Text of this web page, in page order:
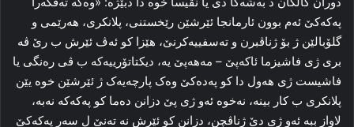
پەکەکێ ئەم بوون ئارمانجا ئێرشێن رێخستنی، پلانکری، ھەرێمی و
گلۆبالێن ژ بۆ ژناڤبرن و تەسفییەکرنێ، ھێزا کو ئەڤ ئێرش ب رێ ڤە
بری ژی فاشیزما ئاکەپێ – مەھەپێ یە، دیکتاتۆرییەکە ب ڤی رەنگی یا
فاشیست ژی ھەول دا کو پەدەکێ وەک پارچەیەک ژ ئێرشێن خوە یێن
پلانکری ب کار بینە، نەخوە ئەو ژی پێ دزانن دەما کو پەکەکە نەبە،
لاواز ببە ئەو ژی دێ ژناڤچن، دزانن کو ئێرش نە تەنێ ل سەر پەکەکێ